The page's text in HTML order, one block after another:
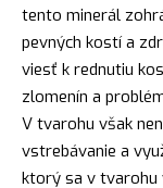
tento minerál
pevných kostí a
viesť k rednutiu
zlomenín a
V tvarohu však
vstrebávanie a
ktorý sa v tvarohu